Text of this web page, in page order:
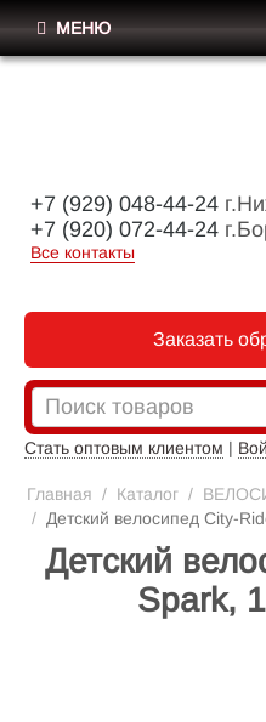
+7 (929) 048-44-24
+7 (920) 072-44-24
Все контакты
Заказать
Стать оптовым клиентом |
МЕНЮ
Главная / Каталог /
/ Детский велосипед City-
Детский
Spark,